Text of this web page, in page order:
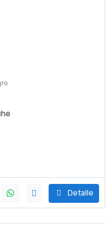
Detalle